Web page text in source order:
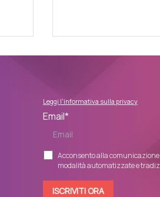
Leggi l'informativa sulla privacy
Email*
Acconsento alla
modalità automatizzate e